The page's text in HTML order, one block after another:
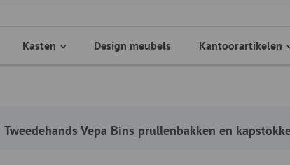
Kasten Design meubels Kantoorartikelen
Tweedehands Vepa Bins prullenbakken en